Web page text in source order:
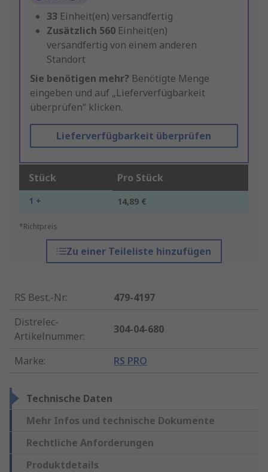
33 Einheit(en) versandfertig
Zusätzlich 560 Einheit(en)
versandfertig von einem anderen
Standort
Sie benötigen mehr? Benötigte Menge
eingeben und auf „Lieferverfügbarkeit
überprüfen“ klicken.
Lieferverfügbarkeit überprüfen
Stück Pro Stück
1 + 14,89 €
*Richtpreis
Zu einer Teileliste hinzufügen
RS Best.-Nr.:
479-4197
Distrelec-
Artikelnummer:
304-04-680
Marke: RS PRO
Technische Daten
Mehr Infos und technische Dokumente
Rechtliche Anforderungen
Produktdetails